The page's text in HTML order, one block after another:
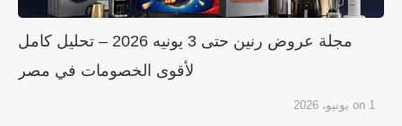
مجلة عروض رنين حتى 3 يونيه 2026 – تحليل كامل
لأقوى الخصومات في مصر
on 1 يونيو، 2026